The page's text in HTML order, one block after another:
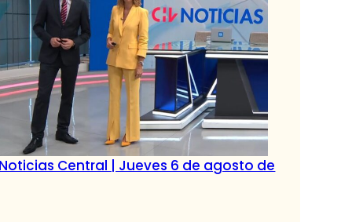
Central | Jueves 6 de agosto de